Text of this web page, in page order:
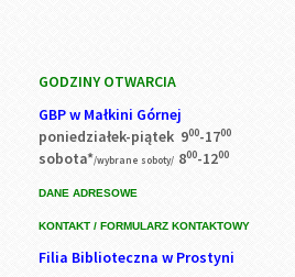
GODZINY OTWARCIA
GBP w Małkini Górnej
poniedziałek-piątek 900-1700
sobota*/wybrane soboty/ 800-1200
DANE ADRESOWE
KONTAKT / FORMULARZ KONTAKTOWY
Filia Biblioteczna w Prostyni